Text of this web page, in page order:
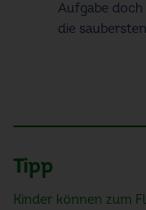
Aufgabe
die
Tipp
Kinder können zum